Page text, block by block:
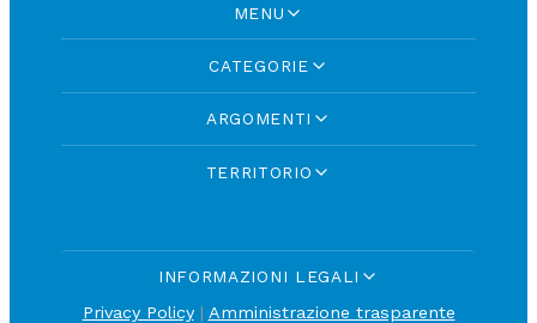
MENU
CATEGORIE
ARGOMENTI
TERRITORIO
INFORMAZIONI LEGALI
Privacy Policy| Amministrazione trasparente